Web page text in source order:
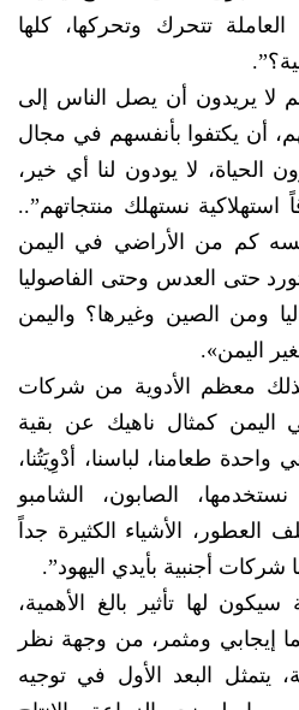
تتحرك وتحركها، كلها
لا يريدون أن يصل الناس إلى
أن يكتفوا بأنفسهم في مجال
لا يودون لنا أي خير،
نستهلك منتجاتهم”..
كم من الأراضي في اليمن
حتى العدس وحتى الفاصوليا
ومن الصين وغيرها؟ واليمن
اليمن».
معظم الأدوية من شركات
اليمن كمثال ناهيك عن بقية
طعامنا، لباسنا، أدْوِيَتُنا،
الصابون، الشامبو
الأشياء الكثيرة جداً
أجنبية بأيدي اليهود”.
لها تأثير بالغ الأهمية،
إيجابي ومثمر، من وجهة نظر
يتمثل البعد الأول في توجيه